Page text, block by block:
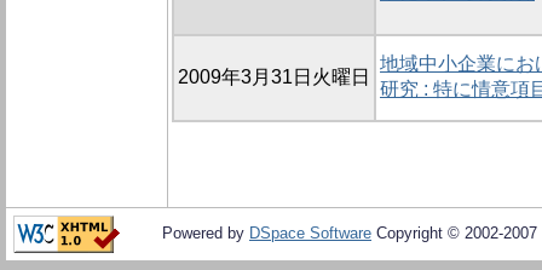
2009年3月31日火曜日
地域中小企業にお
研究 : 特に情意項
Powered by DSpace Software Copyright © 2002-2007